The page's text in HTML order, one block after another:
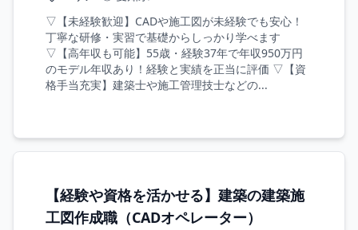
▽【未経験歓迎】CADや施工図が未経験でも安心！
丁寧な研修・実習で基礎からしっかり学べます
▽【高年収も可能】55歳・経験37年で年収950万円
のモデル年収あり！経験と実績を正当に評価 ▽【資
格手当充実】建築士や施工管理技士などの...
【経験や資格を活かせる】建築の建築施
工図作成職（CADオペレーター）